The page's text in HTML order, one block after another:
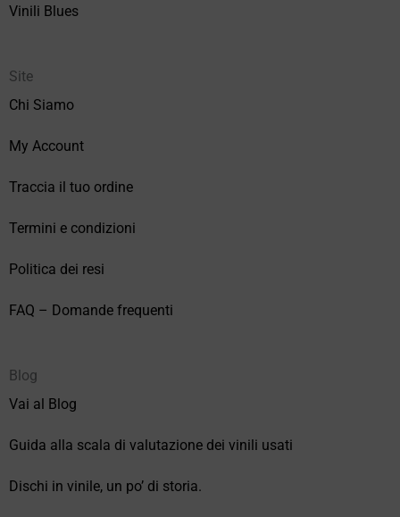
Vinili Blues
Site
Chi Siamo
My Account
Traccia il tuo ordine
Termini e condizioni
Politica dei resi
FAQ – Domande frequenti
Blog
Vai al Blog
Guida alla scala di valutazione dei vinili usati
Dischi in vinile, un po’ di storia.